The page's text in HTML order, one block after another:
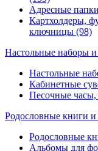
Адресные
Картхолдеры,
ключницы (98)
Настольные наборы и
Настольные
Кабинетные
Песочные часы,
Родословные книги
Родословные
Альбомы для